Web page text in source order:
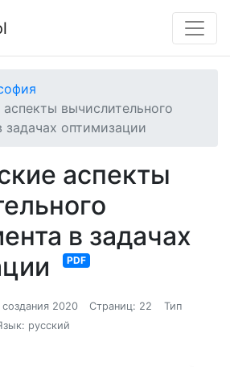
вычислительного
задачах оптимизации
аспекты
в задачах
PDF
создания 2020 Страниц: 22
Тип
русский